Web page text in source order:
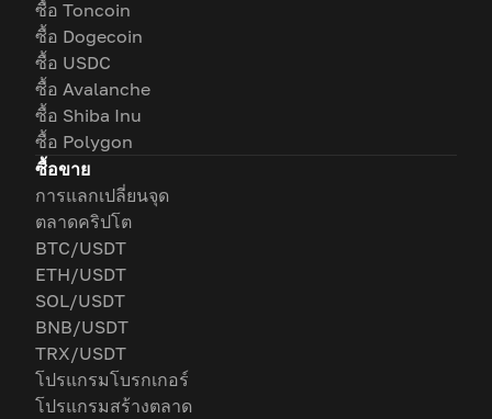
ซื้อ Toncoin
ซื้อ Dogecoin
ซื้อ USDC
ซื้อ Avalanche
ซื้อ Shiba Inu
ซื้อ Polygon
ซื้อขาย
การแลกเปลี่ยนจุด
ตลาดคริปโต
BTC/USDT
ETH/USDT
SOL/USDT
BNB/USDT
TRX/USDT
โปรแกรมโบรกเกอร์
โปรแกรมสร้างตลาด